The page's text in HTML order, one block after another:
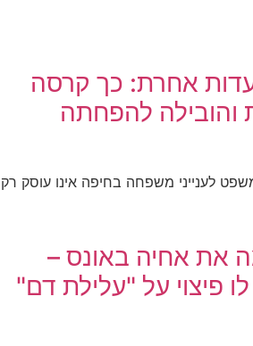
אחרת: כך קרסה
והובילה להפחתה
לענייני משפחה בחיפה אינו עוסק רק
את אחיה באונס –
פיצוי על "עלילת דם"